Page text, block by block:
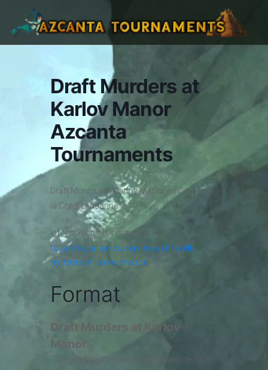
Draft Murders at
Karlov Manor
Azcanta
Tournaments
Draft Murders at Karlov Manor au Cercle de
la Cité à Lausanne
Informations et inscription sur :
https://azcanta-tournaments.ch/draft-
murders-at-karlov-manor
Format
Draft Murders at Karlov
Manor
Rare Drafting (pas de redistribution de rare)